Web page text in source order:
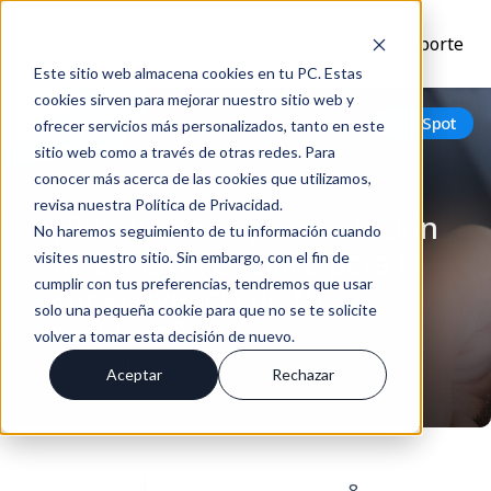
Este sitio web almacena cookies en tu PC. Estas
cookies sirven para mejorar nuestro sitio web y
ofrecer servicios más personalizados, tanto en este
sitio web como a través de otras redes. Para
conocer más acerca de las cookies que utilizamos,
revisa nuestra Política de Privacidad.
No haremos seguimiento de tu información cuando
visites nuestro sitio. Sin embargo, con el fin de
cumplir con tus preferencias, tendremos que usar
solo una pequeña cookie para que no se te solicite
volver a tomar esta decisión de nuevo.
Aceptar Rechazar
Soporte
Volver HubSpot
¿Por qué la implementación
de un CRM es clave para la
supervivencia de tu
empresa?
Oct 22, 2024